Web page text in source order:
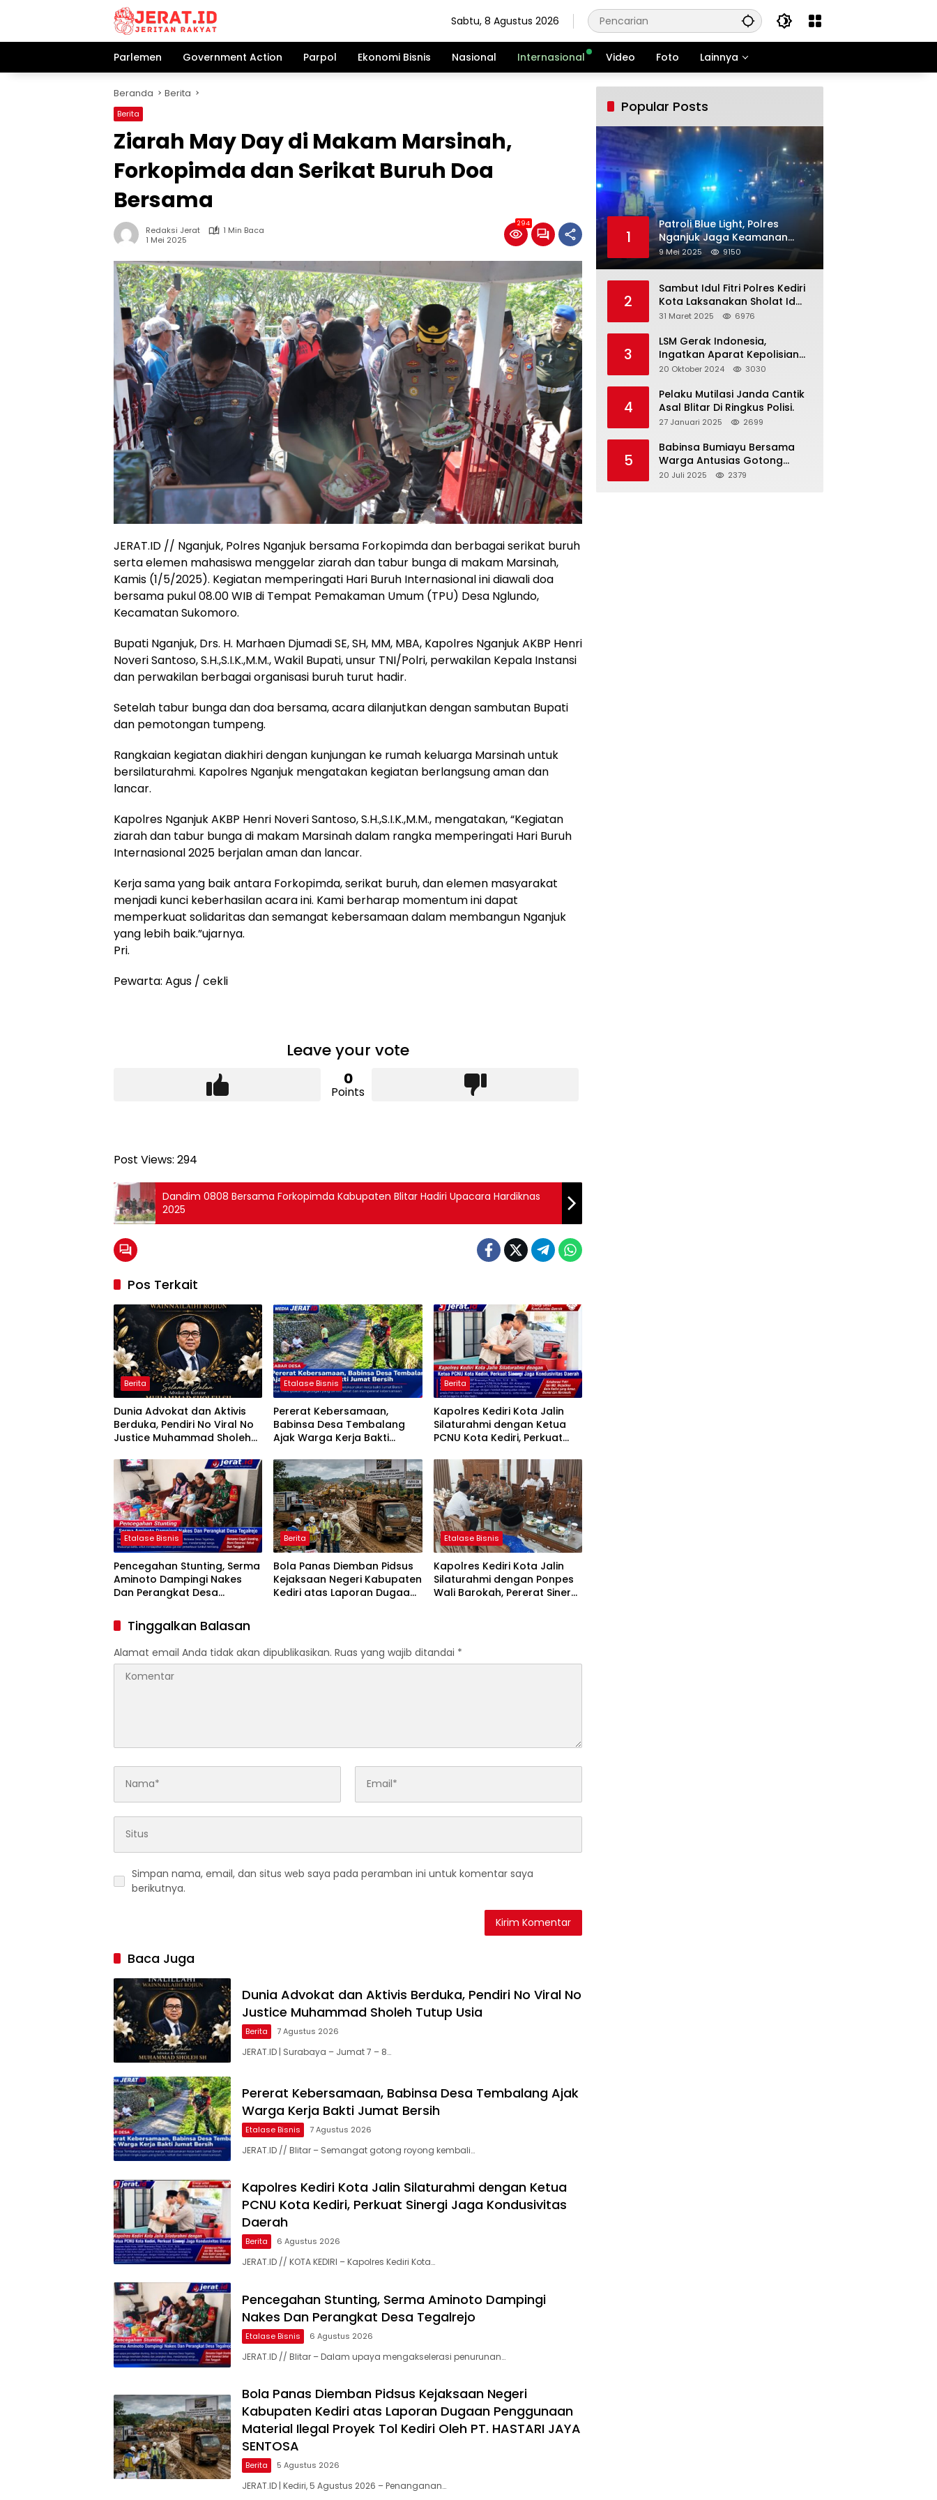
Sabtu, 8 Agustus 2026
Parlemen Government Action Parpol Ekonomi Bisnis Nasional Internasional Video Foto Lainnya
Beranda Berita
Berita
Ziarah May Day di Makam Marsinah,
Forkopimda dan Serikat Buruh Doa
Bersama
Redaksi Jerat
1 Min Baca
1 Mei 2025
294
JERAT.ID // Nganjuk, Polres Nganjuk bersama Forkopimda dan berbagai serikat buruh
serta elemen mahasiswa menggelar ziarah dan tabur bunga di makam Marsinah,
Kamis (1/5/2025). Kegiatan memperingati Hari Buruh Internasional ini diawali doa
bersama pukul 08.00 WIB di Tempat Pemakaman Umum (TPU) Desa Nglundo,
Kecamatan Sukomoro.
Bupati Nganjuk, Drs. H. Marhaen Djumadi SE, SH, MM, MBA, Kapolres Nganjuk AKBP Henri
Noveri Santoso, S.H.,S.I.K.,M.M., Wakil Bupati, unsur TNI/Polri, perwakilan Kepala Instansi
dan perwakilan berbagai organisasi buruh turut hadir.
Setelah tabur bunga dan doa bersama, acara dilanjutkan dengan sambutan Bupati
dan pemotongan tumpeng.
Rangkaian kegiatan diakhiri dengan kunjungan ke rumah keluarga Marsinah untuk
bersilaturahmi. Kapolres Nganjuk mengatakan kegiatan berlangsung aman dan
lancar.
Kapolres Nganjuk AKBP Henri Noveri Santoso, S.H.,S.I.K.,M.M., mengatakan, “Kegiatan
ziarah dan tabur bunga di makam Marsinah dalam rangka memperingati Hari Buruh
Internasional 2025 berjalan aman dan lancar.
Kerja sama yang baik antara Forkopimda, serikat buruh, dan elemen masyarakat
menjadi kunci keberhasilan acara ini. Kami berharap momentum ini dapat
memperkuat solidaritas dan semangat kebersamaan dalam membangun Nganjuk
yang lebih baik.”ujarnya.
Pri.
Pewarta: Agus / cekli
Leave your vote
0
Points
Post Views: 294
Dandim 0808 Bersama Forkopimda Kabupaten Blitar Hadiri Upacara Hardiknas
2025
Pos Terkait
Berita
Dunia Advokat dan Aktivis
Berduka, Pendiri No Viral No
Justice Muhammad Sholeh
Etalase Bisnis
Pererat Kebersamaan,
Babinsa Desa Tembalang
Ajak Warga Kerja Bakti
Berita
Kapolres Kediri Kota Jalin
Silaturahmi dengan Ketua
PCNU Kota Kediri, Perkuat
Daerah
Etalase Bisnis
Pencegahan Stunting, Serma
Aminoto Dampingi Nakes
Dan Perangkat Desa
Berita
Bola Panas Diemban Pidsus
Kejaksaan Negeri Kabupaten
Kediri atas Laporan Dugaan
Etalase Bisnis
Kapolres Kediri Kota Jalin
Silaturahmi dengan Ponpes
Wali Barokah, Pererat Sinergi
Tinggalkan Balasan
Alamat email Anda tidak akan dipublikasikan. Ruas yang wajib ditandai *
Simpan nama, email, dan situs web saya pada peramban ini untuk komentar saya
berikutnya.
Baca Juga
Dunia Advokat dan Aktivis Berduka, Pendiri No Viral No
Justice Muhammad Sholeh Tutup Usia
Berita 7 Agustus 2026
JERAT.ID | Surabaya – Jumat 7 – 8…
Pererat Kebersamaan, Babinsa Desa Tembalang Ajak
Warga Kerja Bakti Jumat Bersih
Etalase Bisnis 7 Agustus 2026
JERAT.ID // Blitar – Semangat gotong royong kembali…
Kapolres Kediri Kota Jalin Silaturahmi dengan Ketua
PCNU Kota Kediri, Perkuat Sinergi Jaga Kondusivitas
Daerah
Berita 6 Agustus 2026
JERAT.ID // KOTA KEDIRI – Kapolres Kediri Kota…
Pencegahan Stunting, Serma Aminoto Dampingi
Nakes Dan Perangkat Desa Tegalrejo
Etalase Bisnis 6 Agustus 2026
JERAT.ID // Blitar – Dalam upaya mengakselerasi penurunan…
Bola Panas Diemban Pidsus Kejaksaan Negeri
Kabupaten Kediri atas Laporan Dugaan Penggunaan
Material Ilegal Proyek Tol Kediri Oleh PT. HASTARI JAYA
SENTOSA
Berita 5 Agustus 2026
JERAT.ID | Kediri, 5 Agustus 2026 – Penanganan…
Popular Posts
1
Patroli Blue Light, Polres
Nganjuk Jaga Keamanan
Jelang Long Weekend
9 Mei 2025 9150
2
Sambut Idul Fitri Polres Kediri
Kota Laksanakan Sholat Id
dan Gelar Halalbihalal
31 Maret 2025 6976
3
LSM Gerak Indonesia,
Ingatkan Aparat Kepolisian
Polres Blitar Kota “Tri Brata
20 Oktober 2024 3030
4
Pelaku Mutilasi Janda Cantik
Asal Blitar Di Ringkus Polisi.
27 Januari 2025 2699
5
Babinsa Bumiayu Bersama
Warga Antusias Gotong
Royong Bersihkan Jalan
20 Juli 2025 2379